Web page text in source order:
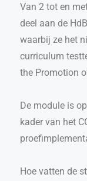
Van 2 tot en
deel aan de
waarbij ze het
curriculum
the Promotion
De module is
kader van het
Hoe vatten de